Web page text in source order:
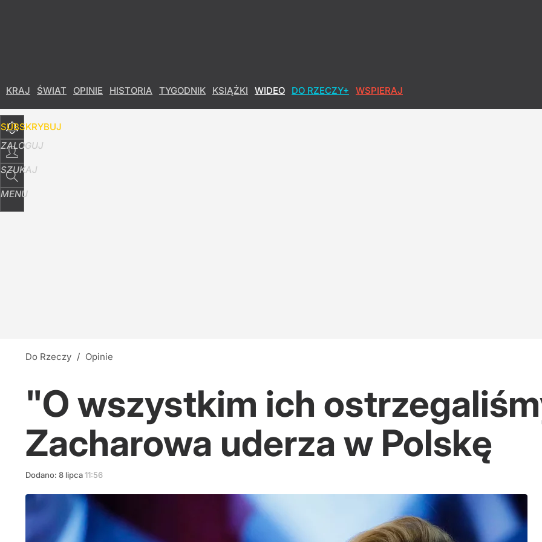
KRAJ ŚWIAT OPINIE HISTORIA TYGODNIK KSIĄŻKI WIDEO DO RZECZY+ WSPIERAJ
SUBSKRYBUJ
ZALOGUJ
SZUKAJ
MENU
Do Rzeczy / Opinie
"O wszystkim ich
Zacharowa uderza w Polskę
Dodano: 8 lipca11:56